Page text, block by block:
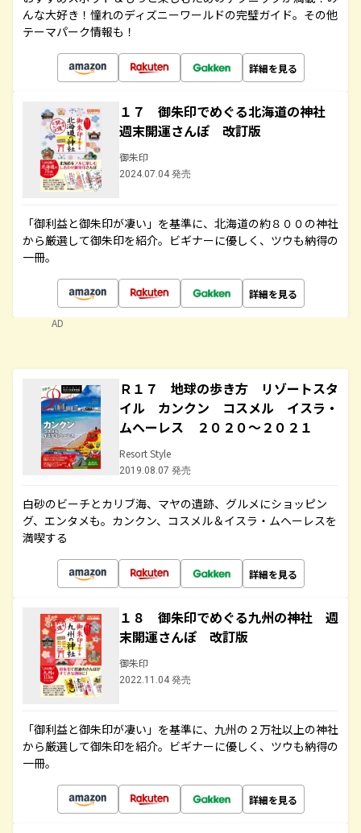
んな大好き！憧れのディズニーワールドの完璧ガイド。その他
テーマパーク情報も！
詳細を見る
１７ 御朱印でめぐる北海道の神社
週末開運さんぽ 改訂版
御朱印
2024.07.04 発売
「御利益と御朱印が凄い」を基準に、北海道の約８００の神社
から厳選して御朱印を紹介。ビギナーに優しく、ツウも納得の
一冊。
詳細を見る
AD
Ｒ１７ 地球の歩き方 リゾートスタ
イル カンクン コスメル イスラ・
ムヘーレス ２０２０～２０２１
Resort Style
2019.08.07 発売
白砂のビーチとカリブ海、マヤの遺跡、グルメにショッピン
グ、エンタメも。カンクン、コスメル＆イスラ・ムヘーレスを
満喫する
詳細を見る
１８ 御朱印でめぐる九州の神社 週
末開運さんぽ 改訂版
御朱印
2022.11.04 発売
「御利益と御朱印が凄い」を基準に、九州の２万社以上の神社
から厳選して御朱印を紹介。ビギナーに優しく、ツウも納得の
一冊。
詳細を見る